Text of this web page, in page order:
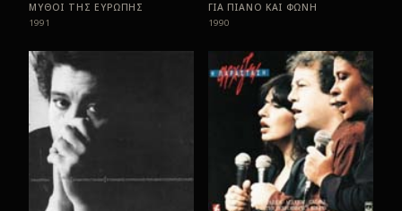
ΜΥΘΟΙ ΤΗΣ ΕΥΡΩΠΗΣ
1991
ΓΙΑ ΠΙΑΝΟ ΚΑΙ ΦΩΝΗ
1990